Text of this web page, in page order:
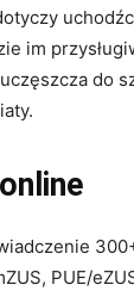
im
do
PUE/